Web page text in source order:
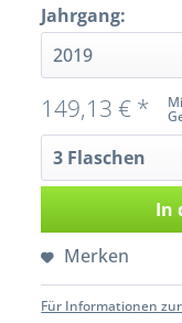
Jahrgang:
149,13 € *
In
Merken
Für Informationen